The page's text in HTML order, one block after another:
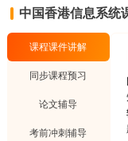
中国香港信息系统
课程课件讲解
同步课程预习
论文辅导
考前冲刺辅导